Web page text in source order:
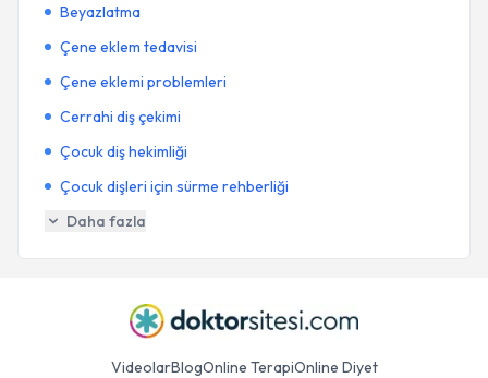
Beyazlatma
Çene eklem tedavisi
Çene eklemi problemleri
Cerrahi diş çekimi
Çocuk diş hekimliği
Çocuk dişleri için sürme rehberliği
Daha fazla
VideolarBlogOnline TerapiOnline Diyet